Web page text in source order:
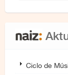
Ciclo de